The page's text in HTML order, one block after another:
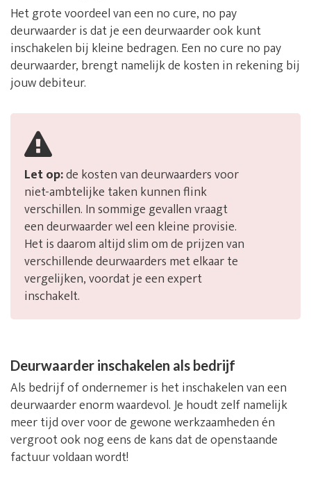
Het grote voordeel van een no cure, no pay
deurwaarder is dat je een deurwaarder ook kunt
inschakelen bij kleine bedragen. Een no cure no pay
deurwaarder, brengt namelijk de kosten in rekening bij
jouw debiteur.
Let op:de kosten van deurwaarders voor
niet-ambtelijke taken kunnen flink
verschillen. In sommige gevallen vraagt
een deurwaarder wel een kleine provisie.
Het is daarom altijd slim om de prijzen van
verschillende deurwaarders met elkaar te
vergelijken, voordat je een expert
inschakelt.
Deurwaarder inschakelen als bedrijf
Als bedrijf of ondernemer is het inschakelen van een
deurwaarder enorm waardevol. Je houdt zelf namelijk
meer tijd over voor de gewone werkzaamheden én
vergroot ook nog eens de kans dat de openstaande
factuur voldaan wordt!